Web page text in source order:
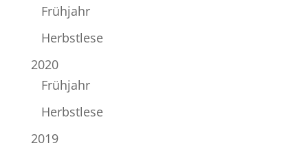
Frühjahr
Herbstlese
2020
Frühjahr
Herbstlese
2019